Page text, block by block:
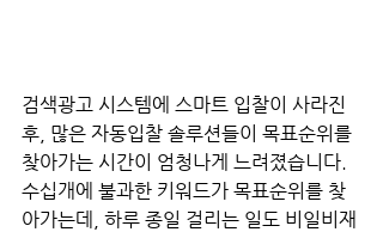
검색광고 시스템에 스마트 입찰이 사라진
후, 많은 자동입찰 솔루션들이 목표순위를
찾아가는 시간이 엄청나게 느려졌습니다.
수십개에 불과한 키워드가 목표순위를 찾
아가는데, 하루 종일 걸리는 일도 비일비재